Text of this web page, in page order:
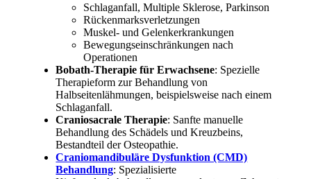
Schlaganfall, Multiple Sklerose, Parkinson
Rückenmarksverletzungen
Muskel- und Gelenkerkrankungen
Bewegungseinschränkungen nach
Operationen
Bobath-Therapie für Erwachsene: Spezielle
Therapieform zur Behandlung von
Halbseitenlähmungen, beispielsweise nach einem
Schlaganfall.
Craniosacrale Therapie: Sanfte manuelle
Behandlung des Schädels und Kreuzbeins,
Bestandteil der Osteopathie.
Craniomandibuläre Dysfunktion (CMD)
Behandlung: Spezialisierte